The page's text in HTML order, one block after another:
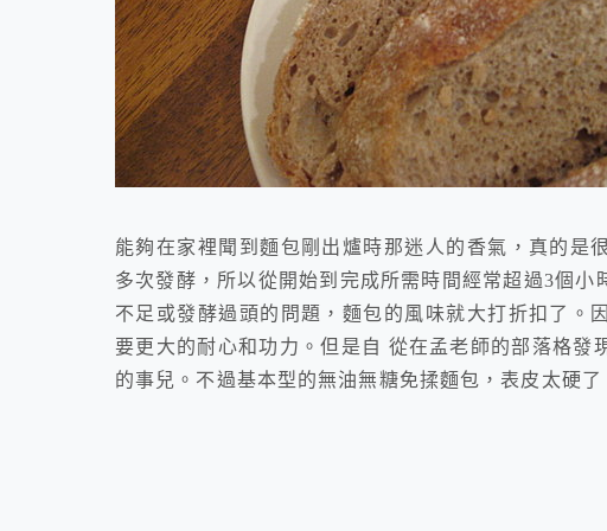
能夠在家裡聞到麵包剛出爐時那迷人的香氣，真的是
多次發酵，所以從開始到完成所需時間經常超過3個
不足或發酵過頭的問題，麵包的風味就大打折扣了。
要更大的耐心和功力。但是自 從在孟老師的部落格發
的事兒。不過基本型的無油無糖免揉麵包，表皮太硬了